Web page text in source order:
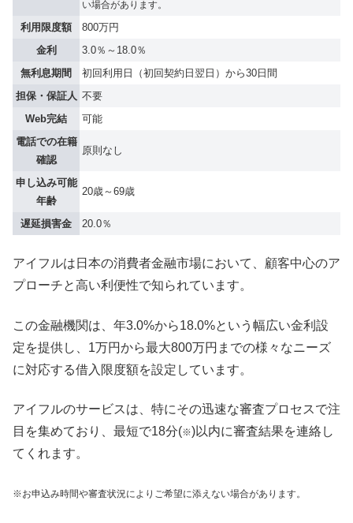
い場合があります。
利用限度額
800万円
金利
3.0％～18.0％
無利息期間
初回利用日（初回契約日翌日）から30日間
担保・保証人 不要
Web完結
可能
電話での在籍
確認
原則なし
申し込み可能
年齢
20歳～69歳
遅延損害金 20.0％
アイフルは日本の消費者金融市場において、顧客中心のア
プローチと高い利便性で知られています。
この金融機関は、年3.0%から18.0%という幅広い金利設
定を提供し、1万円から最大800万円までの様々なニーズ
に対応する借入限度額を設定しています。
アイフルのサービスは、特にその迅速な審査プロセスで注
目を集めており、最短で18分(※)以内に審査結果を連絡し
てくれます。
※お申込み時間や審査状況によりご希望に添えない場合があります。